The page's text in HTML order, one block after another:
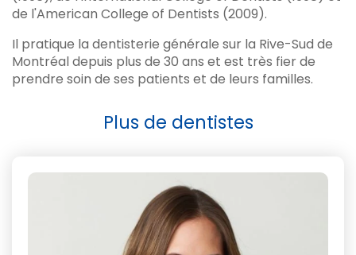
de l'American College of Dentists (2009).
Il pratique la dentisterie générale sur la Rive-Sud de
Montréal depuis plus de 30 ans et est très fier de
prendre soin de ses patients et de leurs familles.
Plus de dentistes